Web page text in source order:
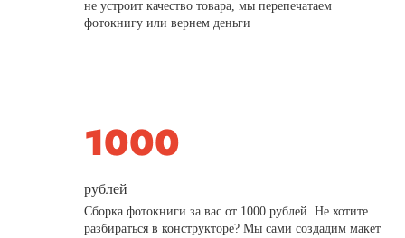
не устроит качество товара, мы перепечатаем
фотокнигу или вернем деньги
рублей
Сборка фотокниги за вас от 1000 рублей. Не хотите
разбираться в конструкторе? Мы сами создадим макет